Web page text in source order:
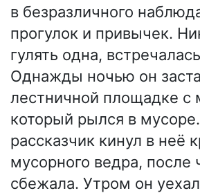
в безразличного
прогулок и привычек.
гулять одна,
Однажды ночью он
лестничной площадке с
который рылся в
рассказчик кинул в неё
мусорного ведра, после
сбежала. Утром он